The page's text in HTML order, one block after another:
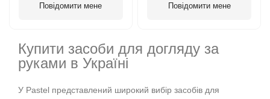
Повідомити мене Повідомити мене
Купити засоби для догляду за
руками в Україні
У Pastel представлений широкий вибір засобів для